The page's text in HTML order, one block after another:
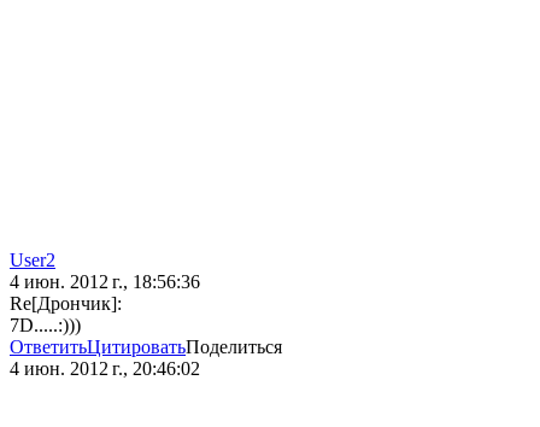
User2
4 июн. 2012 г., 18:56:36
Re[Дрончик]:
7D.....:)))
ОтветитьЦитироватьПоделиться
4 июн. 2012 г., 20:46:02